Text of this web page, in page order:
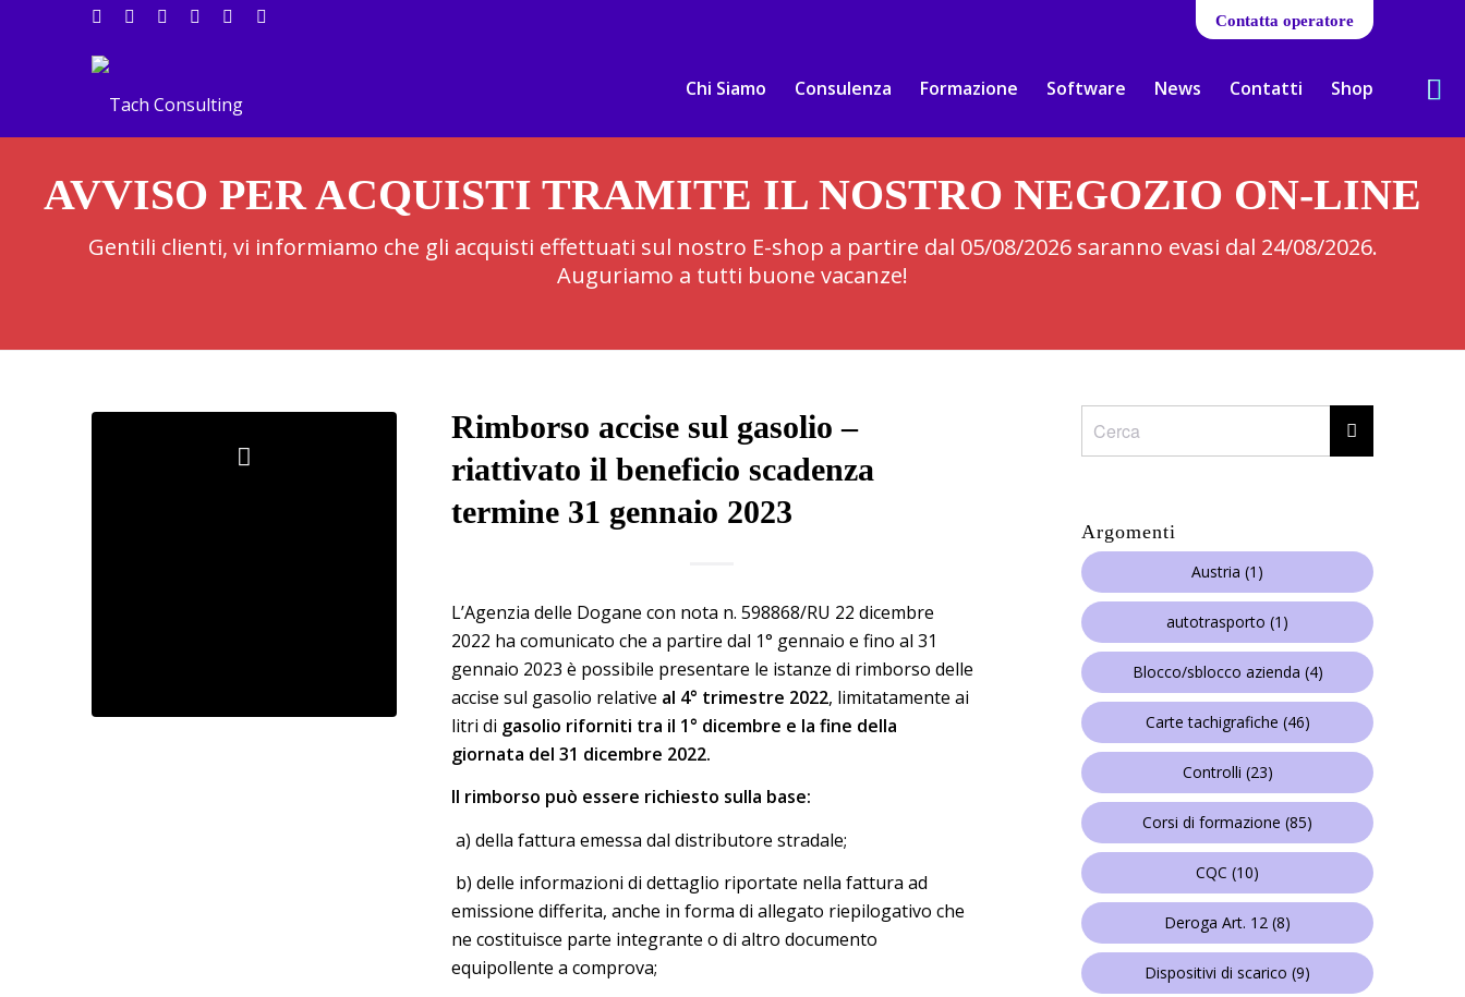
Contatta operatore
Chi Siamo Consulenza Formazione Software News Contatti Shop
AVVISO PER ACQUISTI TRAMITE IL NOSTRO NEGOZIO ON-LINE
Gentili clienti, vi informiamo che gli acquisti effettuati sul nostro E-shop a partire dal 05/08/2026 saranno evasi dal 24/08/2026.
Auguriamo a tutti buone vacanze!
Rimborso accise sul gasolio –
riattivato il beneficio scadenza
termine 31 gennaio 2023
L’Agenzia delle Dogane con nota n. 598868/RU 22 dicembre
2022 ha comunicato che a partire dal 1° gennaio e fino al 31
gennaio 2023 è possibile presentare le istanze di rimborso delle
accise sul gasolio relative al 4° trimestre 2022, limitatamente ai
litri di gasolio riforniti tra il 1° dicembre e la fine della
giornata del 31 dicembre 2022.
Il rimborso può essere richiesto sulla base:
a) della fattura emessa dal distributore stradale;
b) delle informazioni di dettaglio riportate nella fattura ad
emissione differita, anche in forma di allegato riepilogativo che
ne costituisce parte integrante o di altro documento
equipollente a comprova;
Argomenti
Austria (1)
autotrasporto (1)
Blocco/sblocco azienda (4)
Carte tachigrafiche (46)
Controlli (23)
Corsi di formazione (85)
CQC (10)
Deroga Art. 12 (8)
Dispositivi di scarico (9)